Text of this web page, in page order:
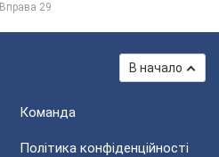
Вправа 29
В начало
Команда
Політика конфіденційності